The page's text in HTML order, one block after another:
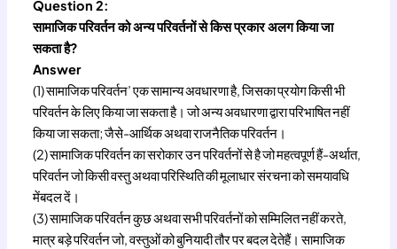
Question 2:
सामाजिक परिवर्तन को अन्य परिवर्तनों से किस प्रकार अलग किया जा
सकता है?
Answer
(1) सामाजिक परिवर्तन’ एक सामान्य अवधारणा है, जिसका प्रयोग किसी भी
परिवर्तन के लिए किया जा सकता है। जो अन्य अवधारणा द्वारा परिभाषित नहीं
किया जा सकता; जैसे-आर्थिक अथवा राजनैतिक परिवर्तन।
(2) सामाजिक परिवर्तन का सरोकार उन परिवर्तनों से है जो महत्वपूर्ण हैं-अर्थात,
परिवर्तन जो किसी वस्तु अथवा परिस्थिति की मूलाधार संरचना को समयावधि
मेंबदल दें।
(3) सामाजिक परिवर्तन कुछ अथवा सभी परिवर्तनों को सम्मिलित नहीं करते,
मात्र बड़े परिवर्तन जो, वस्तुओं को बुनियादी तौर पर बदल देतेहैं। सामाजिक